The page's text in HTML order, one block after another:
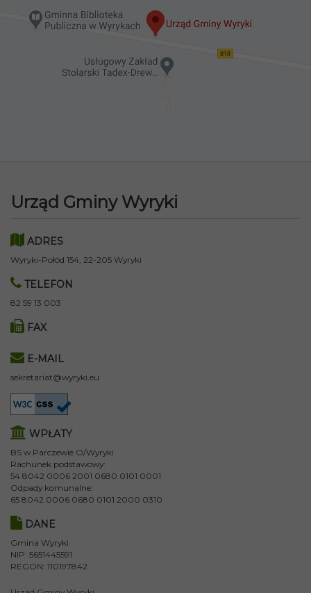
Urząd Gminy Wyryki
ADRES
Wyryki-Połód 154, 22-205 Wyryki
TELEFON
82 59 13 003
FAX
E-MAIL
sekretariat@wyryki.eu
WPŁATY
BS w Parczewie O/Wyryki
Rachunek podstawowy:
54 8042 0006 2001 0680 0101 0001
Odpady komunalne:
65 8042 0006 0680 0101 2000 0310
DANE
Gmina Wyryki
NIP: 5651445591
REGON: 110197842